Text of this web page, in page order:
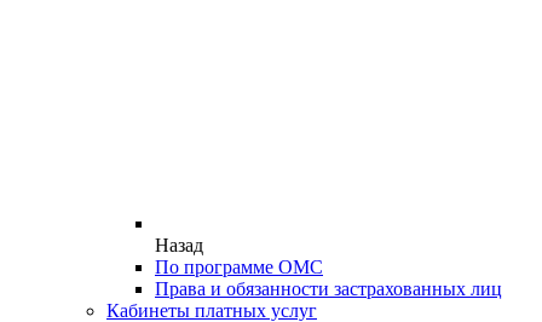
Назад
По программе ОМС
Права и обязанности застрахованных лиц
Кабинеты платных услуг